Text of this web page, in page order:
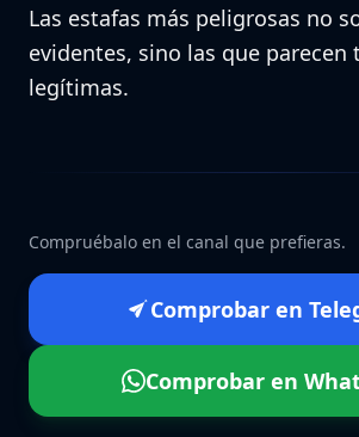
Las estafas más peligrosas no
evidentes, sino las que
legítimas.
Compruébalo en el canal que prefieras.
Comprobar en
Comprobar en